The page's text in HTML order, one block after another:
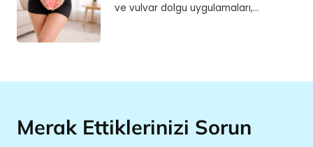
ve vulvar dolgu uygulamaları,…
Merak Ettiklerinizi Sorun